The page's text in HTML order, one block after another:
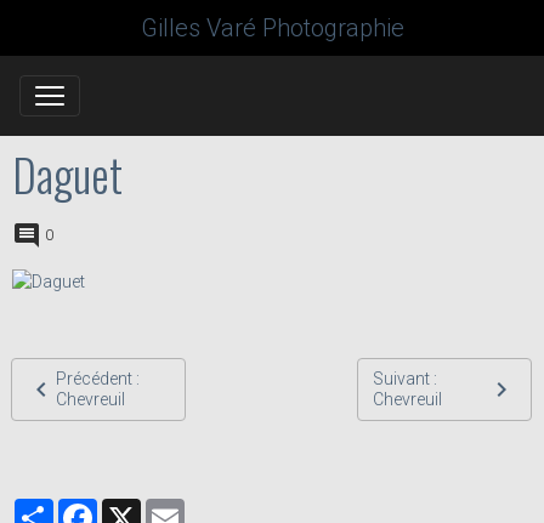
Gilles Varé Photographie
Daguet
0
Précédent :
Chevreuil
Suivant :
Chevreuil
PartagerFacebook